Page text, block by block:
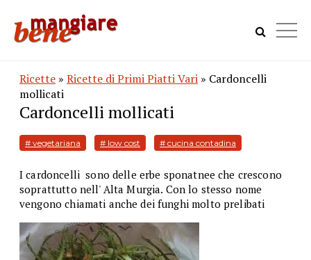
Ricette » Ricette di Primi Piatti Vari » Cardoncelli
mollicati
Cardoncelli mollicati
# vegetariana # low cost # cucina contadina
I cardoncelli sono delle erbe sponatnee che crescono
soprattutto nell' Alta Murgia. Con lo stesso nome
vengono chiamati anche dei funghi molto prelibati